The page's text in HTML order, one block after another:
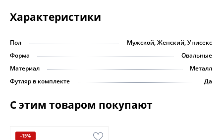
Характеристики
Пол
Мужской, Женский, Унисекс
Форма
Овальные
Материал
Металл
Футляр в комплекте
Да
С этим товаром покупают
-15%